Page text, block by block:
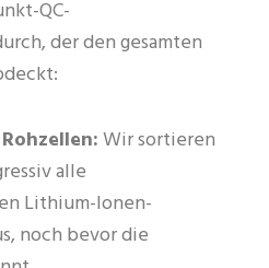
QC-
der den gesamten
Wir sortieren
alle
Lithium-Ionen-
noch bevor die